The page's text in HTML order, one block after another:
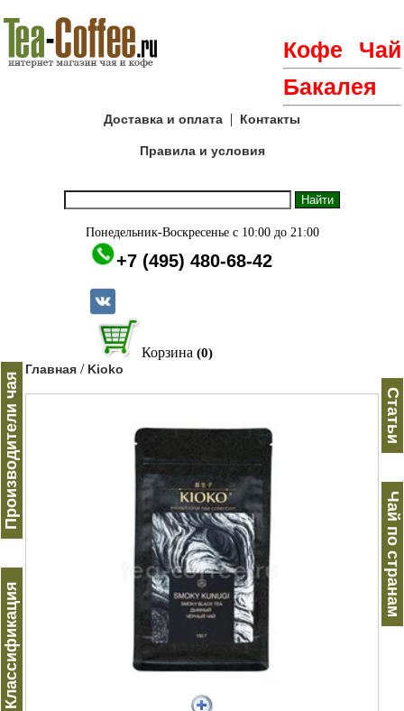
Кофе
Чай
Бакалея
Доставка и оплата | Контакты
Правила и условия
Понедельник-Воскресенье с 10:00 до 21:00
+7 (495) 480-68-42
Корзина (0)
Производители чая
Классификация
Главная / Kioko
Статьи
Чай по странам